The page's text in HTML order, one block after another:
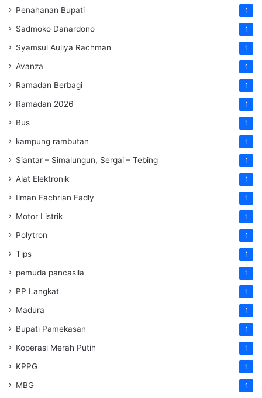
Penahanan Bupati 1
Sadmoko Danardono 1
Syamsul Auliya Rachman 1
Avanza 1
Ramadan Berbagi 1
Ramadan 2026 1
Bus 1
kampung rambutan 1
Siantar – Simalungun, Sergai – Tebing 1
Alat Elektronik 1
Ilman Fachrian Fadly 1
Motor Listrik 1
Polytron 1
Tips 1
pemuda pancasila 1
PP Langkat 1
Madura 1
Bupati Pamekasan 1
Koperasi Merah Putih 1
KPPG 1
MBG 1